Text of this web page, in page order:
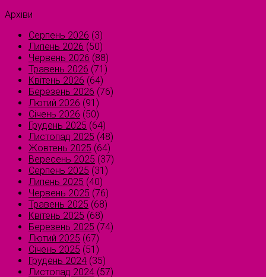
Архіви
Серпень 2026 (3)
Липень 2026 (50)
Червень 2026 (88)
Травень 2026 (71)
Квітень 2026 (64)
Березень 2026 (76)
Лютий 2026 (91)
Січень 2026 (50)
Грудень 2025 (64)
Листопад 2025 (48)
Жовтень 2025 (64)
Вересень 2025 (37)
Серпень 2025 (31)
Липень 2025 (40)
Червень 2025 (76)
Травень 2025 (68)
Квітень 2025 (68)
Березень 2025 (74)
Лютий 2025 (67)
Січень 2025 (51)
Грудень 2024 (35)
Листопад 2024 (57)